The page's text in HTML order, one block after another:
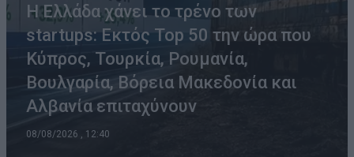
Η Ελλάδα χάνει το τρένο των
startups: Εκτός Top 50 την ώρα που
Κύπρος, Τουρκία, Ρουμανία,
Βουλγαρία, Βόρεια Μακεδονία και
Αλβανία επιταχύνουν
08/08/2026 , 12:40